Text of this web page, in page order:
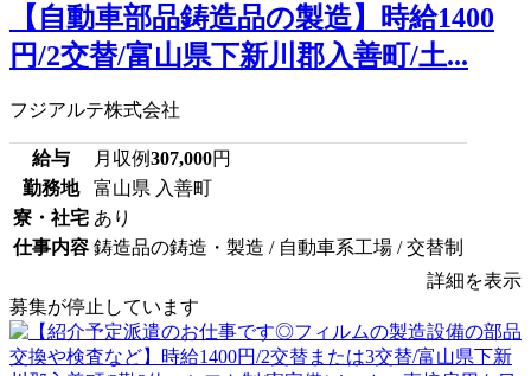
【自動車部品鋳造品の製造】時給1400
円/2交替/富山県下新川郡入善町/土...
フジアルテ株式会社
給与 月収例307,000円
勤務地
富山県 入善町
寮・社宅 あり
仕事内容 鋳造品の鋳造・製造 / 自動車系工場 / 交替制
詳細を表示
募集が停止しています